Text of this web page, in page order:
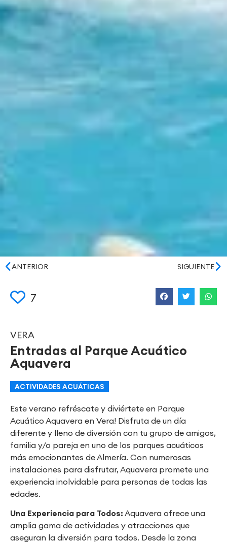
ANTERIOR SIGUIENTE
7
VERA
Entradas al Parque Acuático
Aquavera
ACTIVIDADES ACUÁTICAS
Este verano refréscate y diviértete en Parque
Acuático Aquavera en Vera! Disfruta de un día
diferente y lleno de diversión con tu grupo de amigos,
familia y/o pareja en uno de los parques acuáticos
más emocionantes de Almería. Con numerosas
instalaciones para disfrutar, Aquavera promete una
experiencia inolvidable para personas de todas las
edades.
Una Experiencia para Todos: Aquavera ofrece una
amplia gama de actividades y atracciones que
aseguran la diversión para todos. Desde la zona